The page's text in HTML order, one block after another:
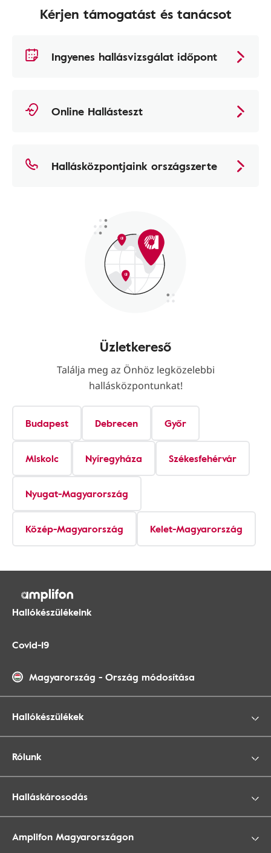
Kérjen támogatást és tanácsot
Ingyenes hallásvizsgálat időpont
Online Hallásteszt
Hallásközpontjaink országszerte
Üzletkereső
Találja meg az Önhöz legközelebbi
hallásközpontunkat!
Budapest Debrecen Győr
Miskolc Nyíregyháza Székesfehérvár
Nyugat-Magyarország
Közép-Magyarország Kelet-Magyarország
Hallókészülékeink
Covid-19
Magyarország - Ország módosítása
Hallókészülékek
Rólunk
Halláskárosodás
Amplifon Magyarországon